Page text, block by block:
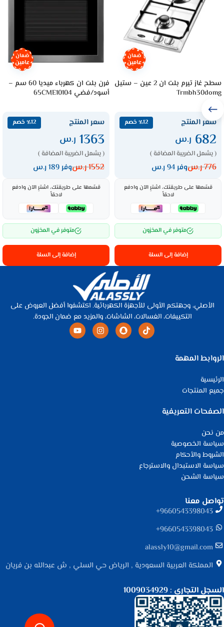
ضمان
عامين
سطح غاز تيرم بلت ان 2 عين – ستيل
Trmbh30domg
سعر المنتج ٪12 خصم
682 ر.س
( يشمل الضريبة المضافة )
776ر.سوفر 94 ر.س
قسّمها على طريقتك، اشترِ الآن وادفع
لاحقاً
متوفر في المخزون
إضافة إلى السلة
ضمان
عامين
فرن بلت ان كهرباء ميديا 60 سم –
أسود/فضي 65CME10104
سعر المنتج ٪12 خصم
1363 ر.س
( يشمل الضريبة المضافة )
1552ر.سوفر 189 ر.س
قسّمها على طريقتك، اشترِ الآن وادفع
لاحقاً
متوفر في المخزون
إضافة إلى السلة
الأصلي، وجهتكم الأولى للأجهزة الكهربائية. اكتشفوا أفضل العروض على
التكييفات، الغسالات، الشاشات، والمزيد مع ضمان الجودة.
الروابط المهمة
الرئيسية
جميع المنتجات
الصفحات التعريفية
من نحن
سياسة الخصوصية
الشروط والأحكام
سياسة الاستبدال والاسترجاع
سياسة الشحن
تواصل معنا
9660543398043⁩+
9660543398043⁩+
alassly10@gmail.com
المملكة العربية السعودية , الرياض حي السلي , ش عبدالله بن فريان
السجل التجاري : 1009034929